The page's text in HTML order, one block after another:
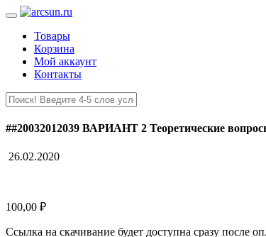
Товары
Корзина
Мой аккаунт
Контакты
##20032012039 ВАРИАНТ 2 Теоретические
26.02.2020
100,00 ₽
Ссылка на скачивание будет доступна сразу после